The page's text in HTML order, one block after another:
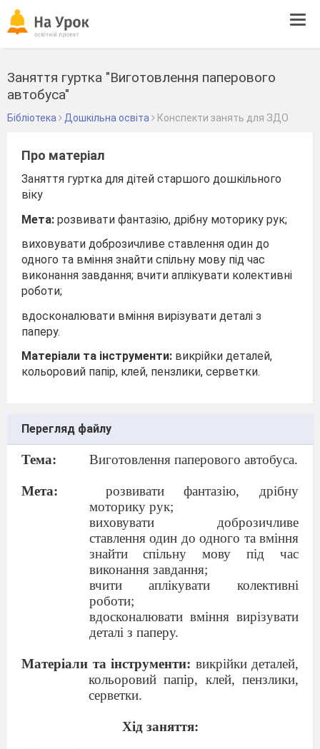
Заняття гуртка "Виготовлення паперового
автобуса"
Бібліотека Дошкільна освіта Конспекти занять для ЗДО
Про матеріал
Заняття гуртка для дітей старшого дошкільного
віку
Мета: розвивати фантазію, дрібну моторику рук;
виховувати доброзичливе ставлення один до
одного та вміння знайти спільну мову під час
виконання завдання; вчити аплікувати колективні
роботи;
вдосконалювати вміння вирізувати деталі з
паперу.
Матеріали та інструменти: викрійки деталей,
кольоровий папір, клей, пензлики, серветки.
Перегляд файлу
Тема: Виготовлення паперового автобуса.
Мета:
розвивати фантазію, дрібну
моторику рук;
виховувати доброзичливе
ставлення один до одного та вміння
знайти спільну мову під час
виконання завдання;
вчити аплікувати колективні
роботи;
вдосконалювати вміння вирізувати
деталі з паперу.
Матеріали та інструменти: викрійки деталей,
кольоровий папір, клей, пензлики,
серветки.
Хід заняття: